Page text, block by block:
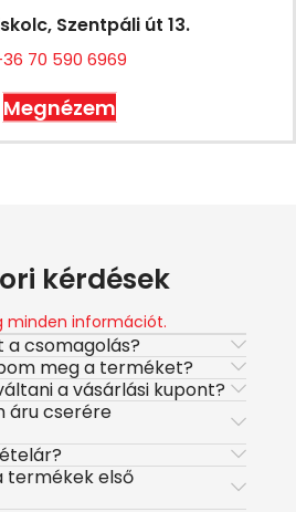
Szentpáli út 13.
70 590 6969
Megnézem
kérdések
minden információt.
a csomagolás?
meg a terméket?
a vásárlási kupont?
áru cserére
termékek első